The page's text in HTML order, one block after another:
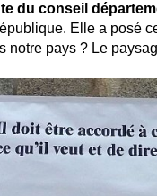
du conseil
Elle a posé
notre pays ? Le